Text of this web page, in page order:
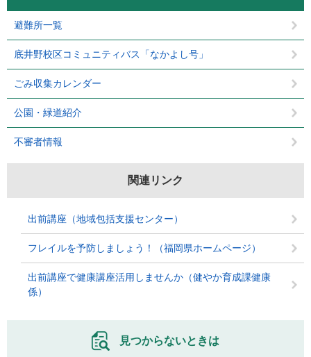
避難所一覧
底井野校区コミュニティバス「なかよし号」
ごみ収集カレンダー
公園・緑道紹介
不審者情報
関連リンク
出前講座（地域包括支援センター）
フレイルを予防しましょう！（福岡県ホームページ）
出前講座で健康講座活用しませんか（健やか育成課健康
係）
見つからないときは